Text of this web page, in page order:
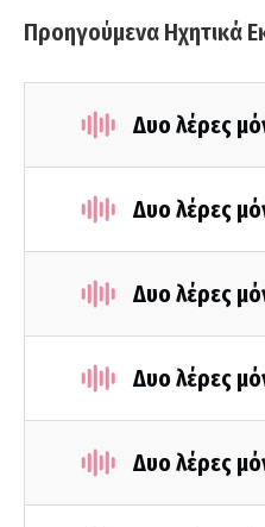
Προηγούμενα Ηχητικά
Δυο λέρες
Δυο λέρες
Δυο λέρες
Δυο λέρες
Δυο λέρες